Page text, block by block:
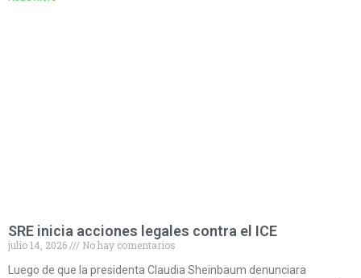
SRE inicia acciones legales contra el ICE
julio 14, 2026
No hay comentarios
Luego de que la presidenta Claudia Sheinbaum denunciara